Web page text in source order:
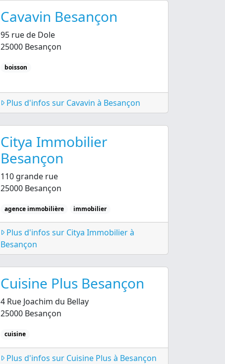
Cavavin Besançon
95 rue de Dole
25000 Besançon
boisson
Plus d'infos sur Cavavin à Besançon
Citya Immobilier
Besançon
110 grande rue
25000 Besançon
agence immobilière immobilier
Plus d'infos sur Citya Immobilier à
Besançon
Cuisine Plus Besançon
4 Rue Joachim du Bellay
25000 Besançon
cuisine
Plus d'infos sur Cuisine Plus à Besançon